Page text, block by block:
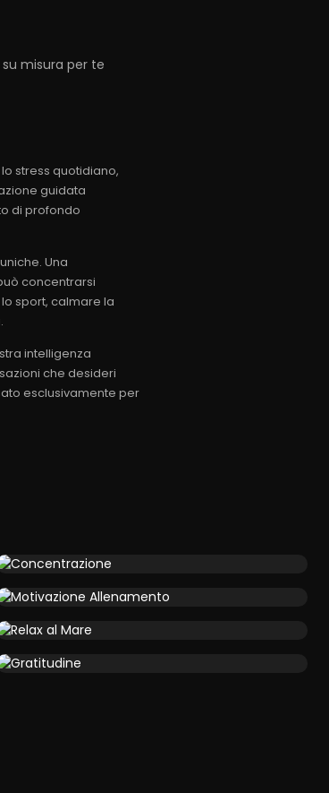
misura per te
stress quotidiano,
guidata
di profondo
Una
concentrarsi
sport, calmare la
intelligenza
che desideri
esclusivamente per